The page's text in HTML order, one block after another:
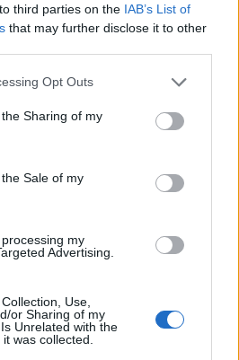
third parties on the IAB’s List of
that may further disclose it to other
Opt Outs
Sharing of my
Sale of my
my
Advertising.
Use,
or Sharing of my
Unrelated with the
was collected.
correu electrònic i el lloc web en